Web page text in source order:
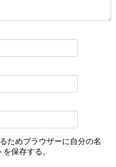
ためブラウザーに自分の名
保存する。